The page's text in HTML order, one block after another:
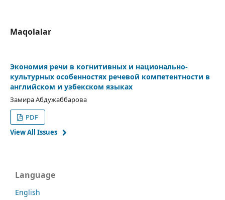
Maqolalar
Экономия речи в когнитивных и национально-
культурных особенностях речевой компетентности в
английском и узбекском языках
Замира Абдужаббарова
PDF
View All Issues
Language
English